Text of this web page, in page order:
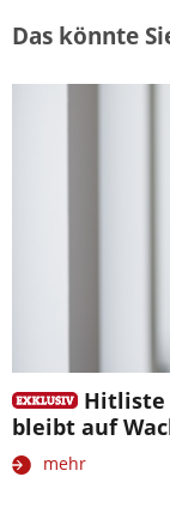
Das könnte
Hitliste
bleibt auf
mehr